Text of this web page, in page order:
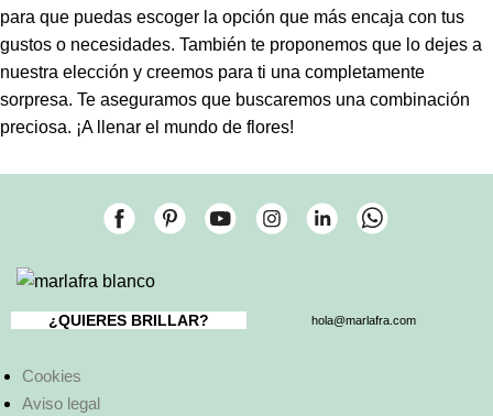
para que puedas escoger la opción que más encaja con tus
gustos o necesidades. También te proponemos que lo dejes a
nuestra elección y creemos para ti una completamente
sorpresa. Te aseguramos que buscaremos una combinación
preciosa. ¡A llenar el mundo de flores!
¿QUIERES BRILLAR? hola@marlafra.com
Cookies
Aviso legal